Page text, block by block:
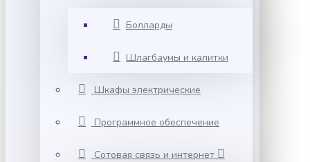
Болларды
Шлагбаумы и калитки
Шкафы электрические
Программное обеспечение
Сотовая связь и интернет